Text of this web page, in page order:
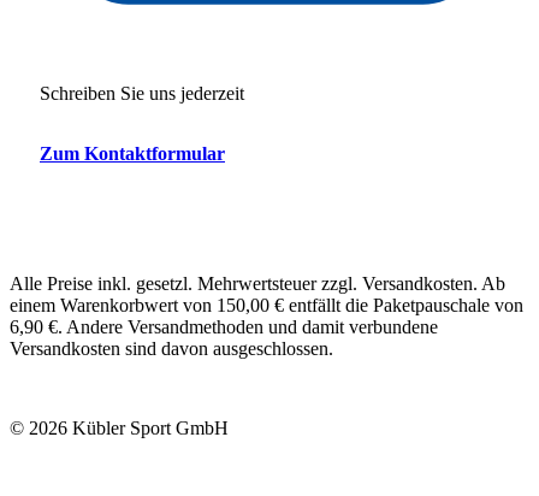
Schreiben Sie uns jederzeit
Zum Kontaktformular
Alle Preise inkl. gesetzl. Mehrwertsteuer zzgl. Versandkosten. Ab
einem Warenkorbwert von 150,00 € entfällt die Paketpauschale von
6,90 €. Andere Versandmethoden und damit verbundene
Versandkosten sind davon ausgeschlossen.
© 2026 Kübler Sport GmbH